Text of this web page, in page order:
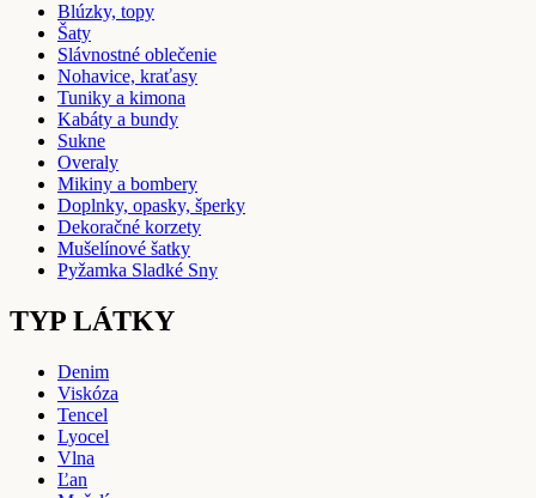
Blúzky, topy
Šaty
Slávnostné oblečenie
Nohavice, kraťasy
Tuniky a kimona
Kabáty a bundy
Sukne
Overaly
Mikiny a bombery
Doplnky, opasky, šperky
Dekoračné korzety
Mušelínové šatky
Pyžamka Sladké Sny
TYP LÁTKY
Denim
Viskóza
Tencel
Lyocel
Vlna
Ľan